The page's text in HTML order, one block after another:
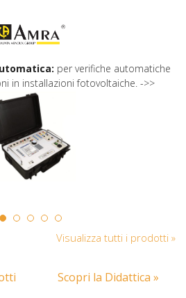
per verifiche automatiche
in installazioni fotovoltaiche. ->>
Visualizza tutti i prodotti »
Scopri la Didattica »